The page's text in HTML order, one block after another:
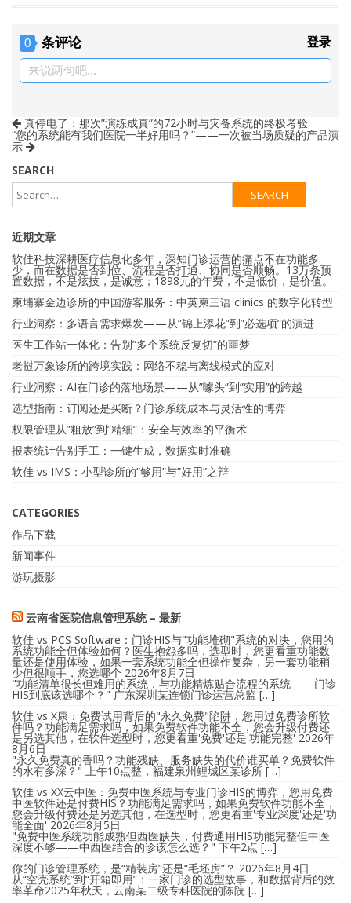
0 条评论 登录
来说两句吧...
真停电了：那次”演练成真”的72小时与灾备系统的终极考验
“您的系统能有我们医院一半好用吗？”——一次被当场质疑的产品演
示
SEARCH
近期文章
软佳科技深耕医疗信息化多年，深知门诊运营的痛点不在功能多
少，而在数据是否到位、流程是否打通、协同是否顺畅。13万条预
置数据，不是炫技，是诚意；1898元的年费，不是低价，是价值。
柬埔寨金边诊所的中国游客服务：中英柬三语 clinics 的数字化转型
行业洞察：多语言需求爆发——从”锦上添花”到”必选项”的演进
医生工作站一体化：告别”多个系统反复切”的噩梦
老挝万象诊所的跨境实践：网络不稳与离线模式的应对
行业洞察：AI在门诊的落地场景——从”噱头”到”实用”的跨越
选型指南：订阅还是买断？门诊系统成本与灵活性的博弈
权限管理从”粗放”到”精细”：安全与效率的平衡术
报表统计告别手工：一键生成，数据实时准确
软佳 vs IMS：小型诊所的”够用”与”好用”之辩
CATEGORIES
作品下载
新闻事件
游玩摄影
云南省医院信息管理系统 – 最新
软佳 vs PCS Software：门诊HIS与"功能堆砌"系统的对决，您用的
系统功能全但体验如何？医生抱怨多吗，选型时，您更看重功能数
量还是使用体验，如果一套系统功能全但操作复杂，另一套功能稍
少但很顺手，您选哪个 2026年8月7日
"功能清单很长但难用的系统，与功能精炼贴合流程的系统——门诊
HIS到底该选哪个？" 广东深圳某连锁门诊运营总监 […]
软佳 vs X康：免费试用背后的"永久免费"陷阱，您用过免费诊所软
件吗？功能满足需求吗，如果免费软件功能不全，您会升级付费还
是另选其他，在软件选型时，您更看重'免费'还是'功能完整' 2026年
8月6日
"永久免费真的香吗？功能残缺、服务缺失的代价谁买单？免费软件
的水有多深？" 上午10点整，福建泉州鲤城区某诊所 […]
软佳 vs XX云中医：免费中医系统与专业门诊HIS的博弈，您用免费
中医软件还是付费HIS？功能满足需求吗，如果免费软件功能不全，
您会升级付费还是另选其他，在选型时，您更看重'专业深度'还是'功
能全面' 2026年8月5日
"免费中医系统功能成熟但西医缺失，付费通用HIS功能完整但中医
深度不够——中西医结合的诊该怎么选？" 下午2点 […]
你的门诊管理系统，是“精装房”还是“毛坯房”？ 2026年8月4日
从“空壳系统”到“开箱即用”：一家门诊的选型故事，和数据背后的效
率革命2025年秋天，云南某二级专科医院的陈院 […]